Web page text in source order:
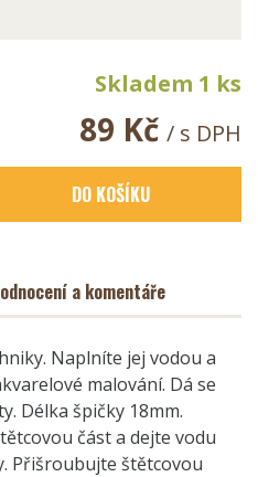
Skladem 1 ks
89 Kč / s DPH
DO KOŠÍKU
a komentáře
Naplníte jej vodou a
malování. Dá se
Délka špičky 18mm.
část a dejte vodu
Přišroubujte štětcovou